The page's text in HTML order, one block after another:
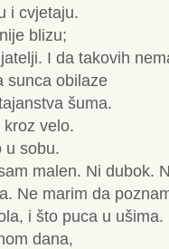
i cvjetaju.
blizu;
I da takovih
sunca obilaze
šuma.
velo.
u sobu.
malen. Ni dubok.
Ne marim da
i što puca u ušima.
dana,